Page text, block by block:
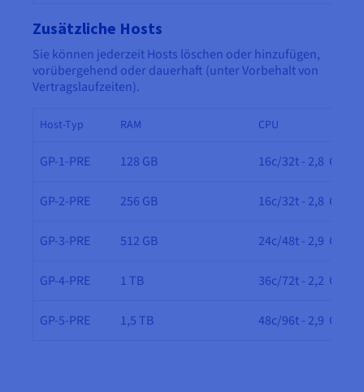
Zusätzliche Hosts
Sie können jederzeit Hosts löschen oder hinzufügen,
vorübergehend oder dauerhaft (unter Vorbehalt von
Vertragslaufzeiten).
Host-Typ RAM CPU
GP-1-PRE 128 GB 16c/32t - 2,8 GHz
GP-2-PRE 256 GB 16c/32t - 2,8 GHz
GP-3-PRE 512 GB 24c/48t - 2,9 GHz
GP-4-PRE 1 TB 36c/72t - 2,2 GHz
GP-5-PRE 1,5 TB 48c/96t - 2,9 GHz